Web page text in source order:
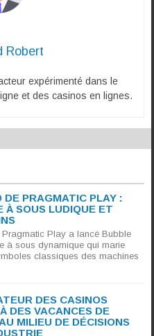
Robert
expérimenté dans le
et des casinos en lignes.
DE PRAGMATIC PLAY :
À SOUS LUDIQUE ET
Pragmatic Play a lancé Bubble
à sous dynamique qui marie
classiques des machines
DES CASINOS
DES VACANCES DE
MILIEU DE DÉCISIONS